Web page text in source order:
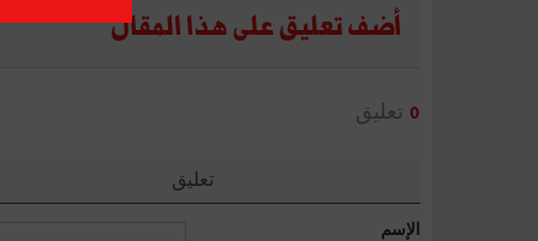
أضف تعليق على هذا المقال
0 تعليق
تعليق
الإسم